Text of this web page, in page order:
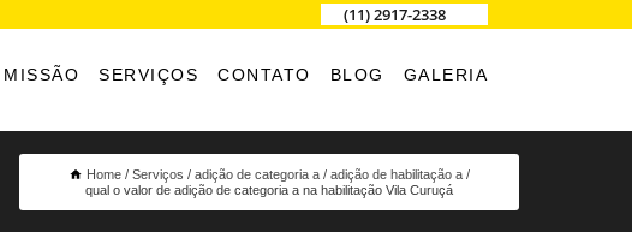
(11) 2917-2338
MISSÃO SERVIÇOS CONTATO BLOG GALERIA
Home Serviços adição de categoria a
adição de habilitação a
qual o valor de adição de categoria a na habilitação Vila Curuçá